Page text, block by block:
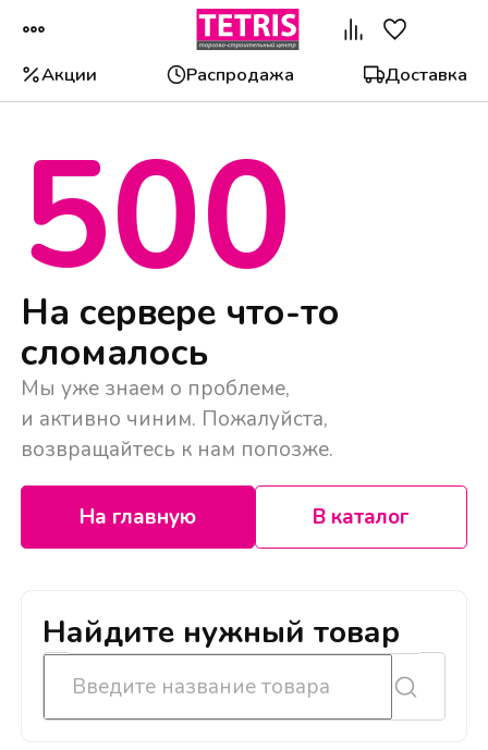
Акции Распродажа Доставка
500
На сервере что-то
сломалось
Мы уже знаем о проблеме,
и активно чиним. Пожалуйста,
возвращайтесь к нам попозже.
На главную В каталог
Найдите нужный товар